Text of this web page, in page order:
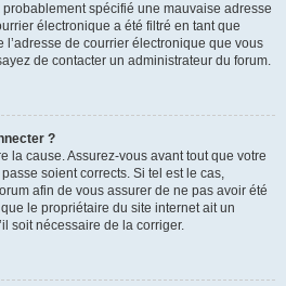
spécifié une mauvaise adresse
électronique a été filtré en tant que
l’adresse de courrier électronique que vous
de contacter un administrateur du forum.
?
la cause. Assurez-vous avant tout que votre
soient corrects. Si tel est le cas,
afin de vous assurer de ne pas avoir été
le propriétaire du site internet ait un
soit nécessaire de la corriger.